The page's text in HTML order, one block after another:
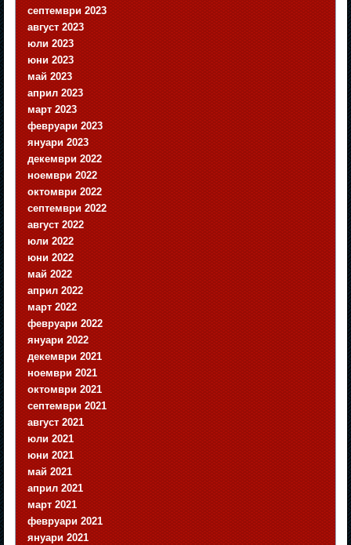
септември 2023
август 2023
юли 2023
юни 2023
май 2023
април 2023
март 2023
февруари 2023
януари 2023
декември 2022
ноември 2022
октомври 2022
септември 2022
август 2022
юли 2022
юни 2022
май 2022
април 2022
март 2022
февруари 2022
януари 2022
декември 2021
ноември 2021
октомври 2021
септември 2021
август 2021
юли 2021
юни 2021
май 2021
април 2021
март 2021
февруари 2021
януари 2021